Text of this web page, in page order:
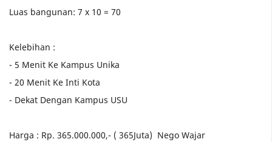
Luas bangunan: 7 x 10 = 70
Kelebihan :
- 5 Menit Ke Kampus Unika
- 20 Menit Ke Inti Kota
- Dekat Dengan Kampus USU
Harga : Rp. 365.000.000,- ( 365Juta) Nego Wajar